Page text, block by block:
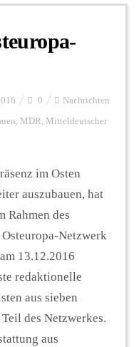
0 Nachrichten
, MDR, Mitteldeutscher
im Osten
auszubauen, hat
Rahmen des
Netzwerk
13.12.2016
redaktionelle
aus sieben
des Netzwerkes.
aus